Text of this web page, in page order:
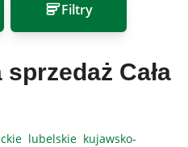
Filtry
Cała
lubelskie kujawsko-